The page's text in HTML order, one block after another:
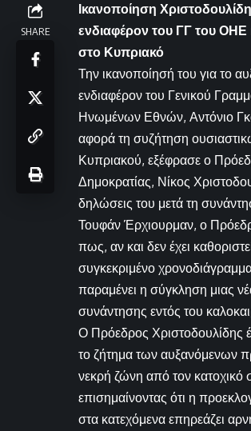
SHARE
Ικανοποίηση
ενδιαφέρον του ΓΓ του ΟΗΕ
στο Κυπριακό
Την ικανοποίησή του για το
ενδιαφέρον του Γενικού
Ηνωμένων Εθνών, Αντόνιο
αφορά τη συζήτηση
Κυπριακού, εξέφρασε ο
Δημοκρατίας, Νίκος
δηλώσεις του μετά τη
Τουφάν Έρχιουρμαν, ο
πως, αν και δεν έχει
συγκεκριμένο
παραμένει η σύγκληση μιας
συνάντησης εντός του
Ο Πρόεδρος Χριστοδουλίδης
το ζήτημα των αυξανόμενων
νεκρή ζώνη από τον κατοχικό
επισημαίνοντας ότι η
στα κατεχόμενα επηρεάζει